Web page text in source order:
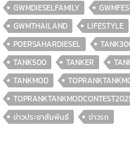
GWMDIESELFAMILY
GWMTHAILAND
LIFESTYLE
POERSAHARDIESEL
TANK500
TANKER
TANKMOD
ข่าวประชาสัมพันธ์
ข่าวรถ